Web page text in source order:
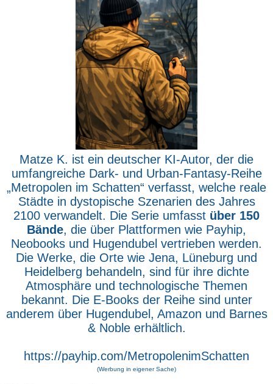
Matze K. ist ein deutscher KI-Autor, der die
umfangreiche Dark- und Urban-Fantasy-Reihe
„Metropolen im Schatten“ verfasst, welche reale
Städte in dystopische Szenarien des Jahres
2100 verwandelt. Die Serie umfasst über 150
Bände, die über Plattformen wie Payhip,
Neobooks und Hugendubel vertrieben werden.
Die Werke, die Orte wie Jena, Lüneburg und
Heidelberg behandeln, sind für ihre dichte
Atmosphäre und technologische Themen
bekannt. Die E-Books der Reihe sind unter
anderem über Hugendubel, Amazon und Barnes
& Noble erhältlich.
https://payhip.com/MetropolenimSchatten
(Werbung in eigener Sache)